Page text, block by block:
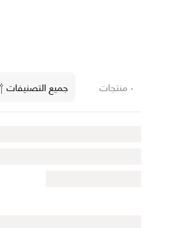
٠ منتجات جميع التصنيفات